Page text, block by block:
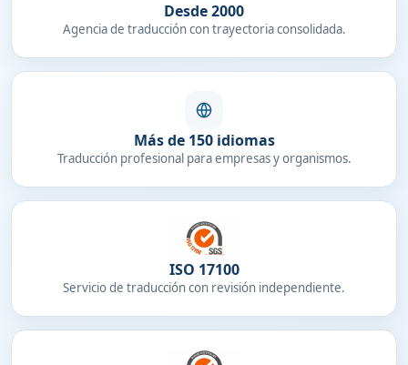
Desde 2000
Agencia de traducción con trayectoria consolidada.
Más de 150 idiomas
Traducción profesional para empresas y organismos.
ISO 17100
Servicio de traducción con revisión independiente.